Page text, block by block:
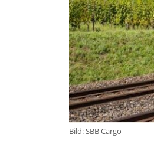
Bild: SBB Cargo